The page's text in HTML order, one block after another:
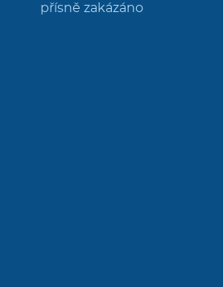
přísně zakázáno